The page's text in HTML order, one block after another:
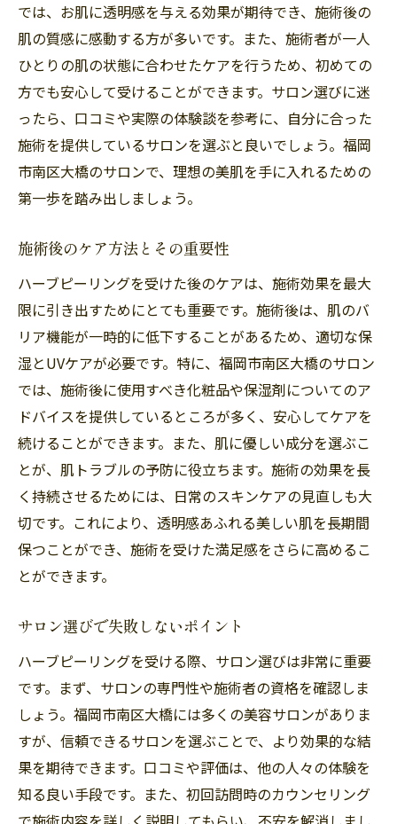
では、お肌に透明感を与える効果が期待でき、施術後の
肌の質感に感動する方が多いです。また、施術者が一人
ひとりの肌の状態に合わせたケアを行うため、初めての
方でも安心して受けることができます。サロン選びに迷
ったら、口コミや実際の体験談を参考に、自分に合った
施術を提供しているサロンを選ぶと良いでしょう。福岡
市南区大橋のサロンで、理想の美肌を手に入れるための
第一歩を踏み出しましょう。
施術後のケア方法とその重要性
ハーブピーリングを受けた後のケアは、施術効果を最大
限に引き出すためにとても重要です。施術後は、肌のバ
リア機能が一時的に低下することがあるため、適切な保
湿とUVケアが必要です。特に、福岡市南区大橋のサロン
では、施術後に使用すべき化粧品や保湿剤についてのア
ドバイスを提供しているところが多く、安心してケアを
続けることができます。また、肌に優しい成分を選ぶこ
とが、肌トラブルの予防に役立ちます。施術の効果を長
く持続させるためには、日常のスキンケアの見直しも大
切です。これにより、透明感あふれる美しい肌を長期間
保つことができ、施術を受けた満足感をさらに高めるこ
とができます。
サロン選びで失敗しないポイント
ハーブピーリングを受ける際、サロン選びは非常に重要
です。まず、サロンの専門性や施術者の資格を確認しま
しょう。福岡市南区大橋には多くの美容サロンがありま
すが、信頼できるサロンを選ぶことで、より効果的な結
果を期待できます。口コミや評価は、他の人々の体験を
知る良い手段です。また、初回訪問時のカウンセリング